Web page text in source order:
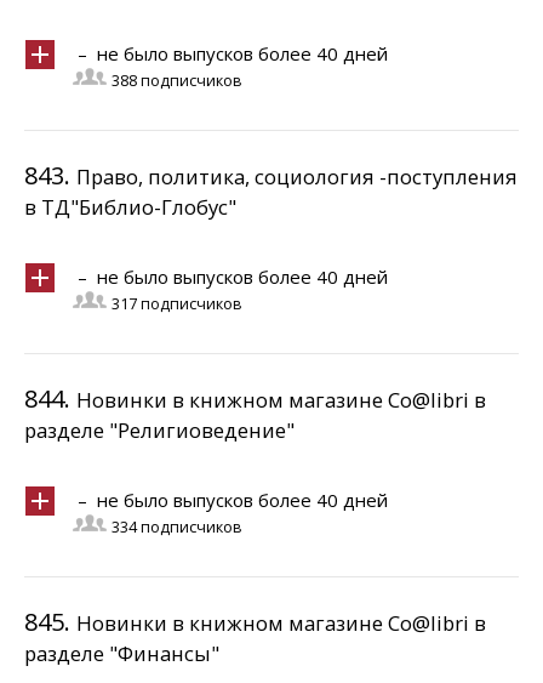
– не было выпусков более 40 дней
388 подписчиков
843. Право, политика, социология -поступления
в ТД"Библио-Глобус"
– не было выпусков более 40 дней
317 подписчиков
844. Новинки в книжном магазине Co@libri в
разделе "Религиоведение"
– не было выпусков более 40 дней
334 подписчиков
845. Новинки в книжном магазине Co@libri в
разделе "Финансы"